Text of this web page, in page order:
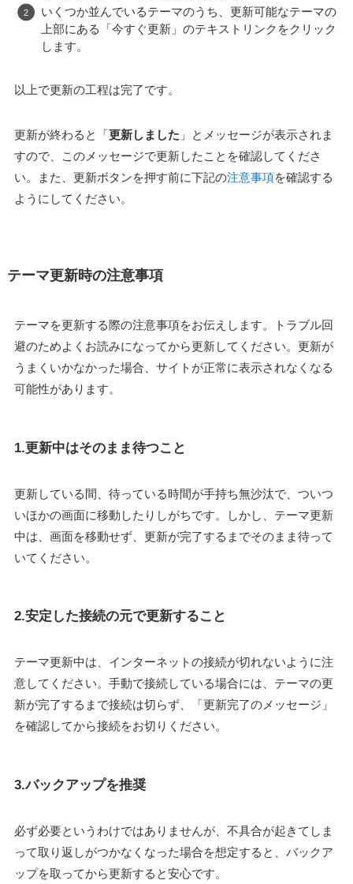
いくつか並んでいるテーマのうち、更新可能なテーマの
上部にある「今すぐ更新」のテキストリンクをクリック
します。
以上で更新の工程は完了です。
更新が終わると「更新しました 」とメッセージが表示されま
すので、このメッセージで更新したことを確認してくださ
い。また、更新ボタンを押す前に下記の注意事項を確認する
ようにしてください。
テーマ更新時の注意事項
テーマを更新する際の注意事項をお伝えします。トラブル回
避のためよくお読みになってから更新してください。更新が
うまくいかなかった場合、サイトが正常に表示されなくなる
可能性があります。
1.更新中はそのまま待つこと
更新している間、待っている時間が手持ち無沙汰で、ついつ
いほかの画面に移動したりしがちです。しかし、テーマ更新
中は、画面を移動せず、更新が完了するまでそのまま待って
いてください。
2.安定した接続の元で更新すること
テーマ更新中は、インターネットの接続が切れないように注
意してください。手動で接続している場合には、テーマの更
新が完了するまで接続は切らず、「更新完了のメッセージ」
を確認してから接続をお切りください。
3.バックアップを推奨
必ず必要というわけではありませんが、不具合が起きてしま
って取り返しがつかなくなった場合を想定すると、バックア
ップを取ってから更新すると安心です。